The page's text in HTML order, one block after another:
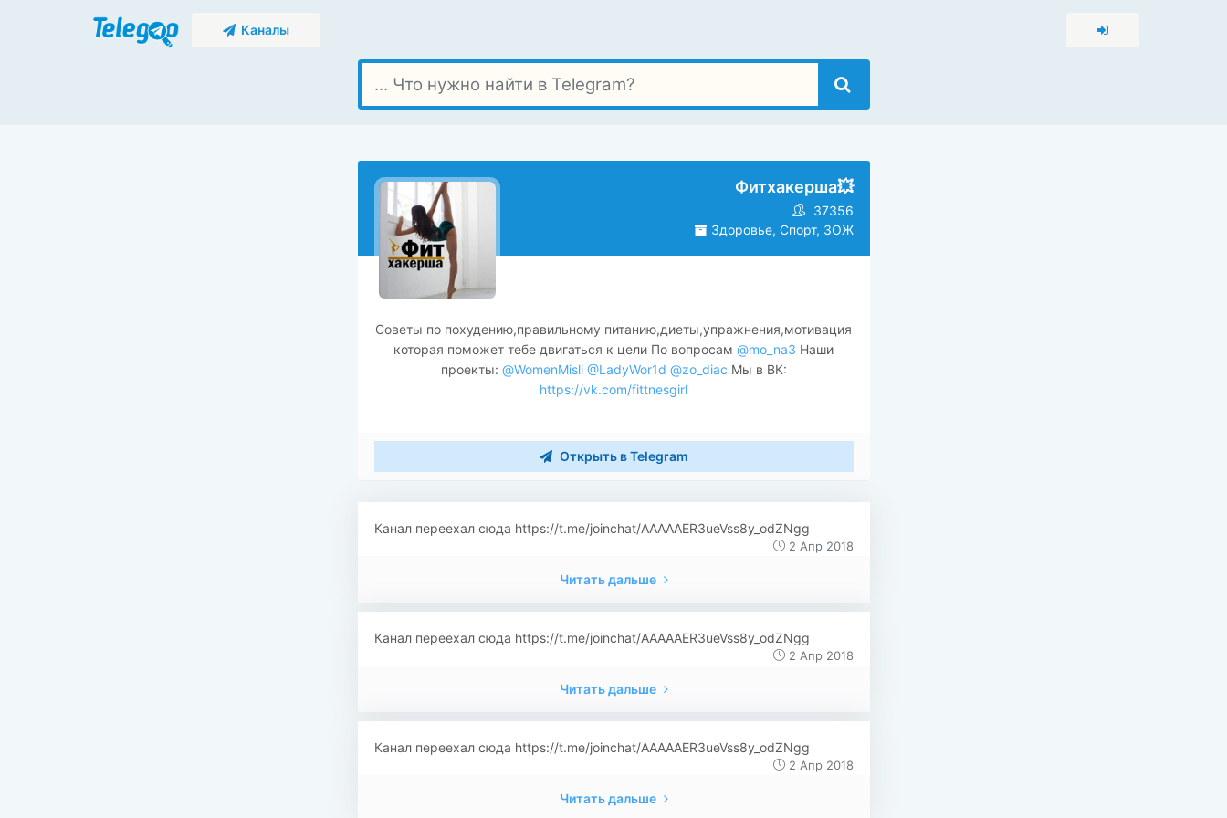
Каналы
Фитхакерша💥
37356
Здоровье, Спорт, ЗОЖ
Советы по похудению,правильному питанию,диеты,упражнения,мотивация
которая поможет тебе двигаться к цели По вопросам @mo_na3 Наши
проекты: @WomenMisli @LadyWor1d @zo_diac Мы в ВК:
https://vk.com/fittnesgirl
Открыть в Telegram
Канал переехал сюда https://t.me/joinchat/AAAAAER3ueVss8y_odZNgg
2 Апр 2018
Читать дальше
Канал переехал сюда https://t.me/joinchat/AAAAAER3ueVss8y_odZNgg
2 Апр 2018
Читать дальше
Канал переехал сюда https://t.me/joinchat/AAAAAER3ueVss8y_odZNgg
2 Апр 2018
Читать дальше